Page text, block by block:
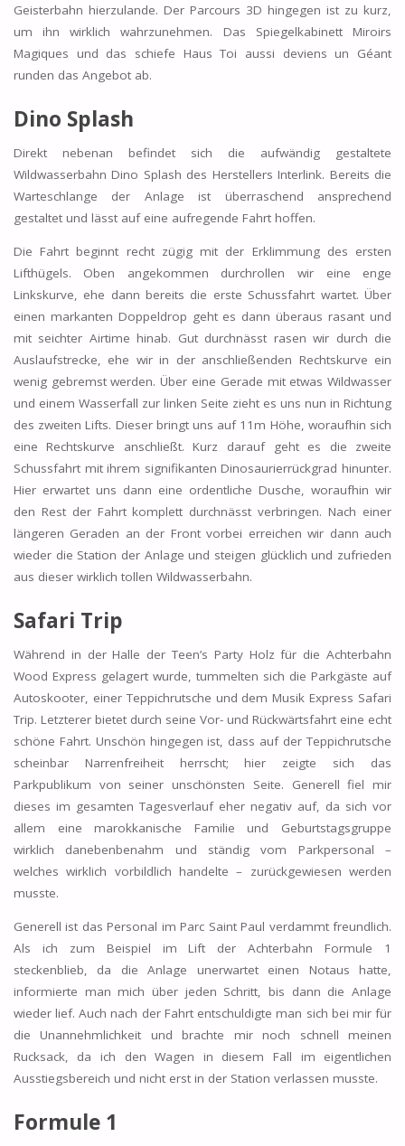
Geisterbahn hierzulande. Der Parcours 3D hingegen ist zu kurz,
um ihn wirklich wahrzunehmen. Das Spiegelkabinett Miroirs
Magiques und das schiefe Haus Toi aussi deviens un Géant
runden das Angebot ab.
Dino Splash
Direkt nebenan befindet sich die aufwändig gestaltete
Wildwasserbahn Dino Splash des Herstellers Interlink. Bereits die
Warteschlange der Anlage ist überraschend ansprechend
gestaltet und lässt auf eine aufregende Fahrt hoffen.
Die Fahrt beginnt recht zügig mit der Erklimmung des ersten
Lifthügels. Oben angekommen durchrollen wir eine enge
Linkskurve, ehe dann bereits die erste Schussfahrt wartet. Über
einen markanten Doppeldrop geht es dann überaus rasant und
mit seichter Airtime hinab. Gut durchnässt rasen wir durch die
Auslaufstrecke, ehe wir in der anschließenden Rechtskurve ein
wenig gebremst werden. Über eine Gerade mit etwas Wildwasser
und einem Wasserfall zur linken Seite zieht es uns nun in Richtung
des zweiten Lifts. Dieser bringt uns auf 11m Höhe, woraufhin sich
eine Rechtskurve anschließt. Kurz darauf geht es die zweite
Schussfahrt mit ihrem signifikanten Dinosaurierrückgrad hinunter.
Hier erwartet uns dann eine ordentliche Dusche, woraufhin wir
den Rest der Fahrt komplett durchnässt verbringen. Nach einer
längeren Geraden an der Front vorbei erreichen wir dann auch
wieder die Station der Anlage und steigen glücklich und zufrieden
aus dieser wirklich tollen Wildwasserbahn.
Safari Trip
Während in der Halle der Teen’s Party Holz für die Achterbahn
Wood Express gelagert wurde, tummelten sich die Parkgäste auf
Autoskooter, einer Teppichrutsche und dem Musik Express Safari
Trip. Letzterer bietet durch seine Vor- und Rückwärtsfahrt eine echt
schöne Fahrt. Unschön hingegen ist, dass auf der Teppichrutsche
scheinbar Narrenfreiheit herrscht; hier zeigte sich das
Parkpublikum von seiner unschönsten Seite. Generell fiel mir
dieses im gesamten Tagesverlauf eher negativ auf, da sich vor
allem eine marokkanische Familie und Geburtstagsgruppe
wirklich danebenbenahm und ständig vom Parkpersonal –
welches wirklich vorbildlich handelte – zurückgewiesen werden
musste.
Generell ist das Personal im Parc Saint Paul verdammt freundlich.
Als ich zum Beispiel im Lift der Achterbahn Formule 1
steckenblieb, da die Anlage unerwartet einen Notaus hatte,
informierte man mich über jeden Schritt, bis dann die Anlage
wieder lief. Auch nach der Fahrt entschuldigte man sich bei mir für
die Unannehmlichkeit und brachte mir noch schnell meinen
Rucksack, da ich den Wagen in diesem Fall im eigentlichen
Ausstiegsbereich und nicht erst in der Station verlassen musste.
Formule 1